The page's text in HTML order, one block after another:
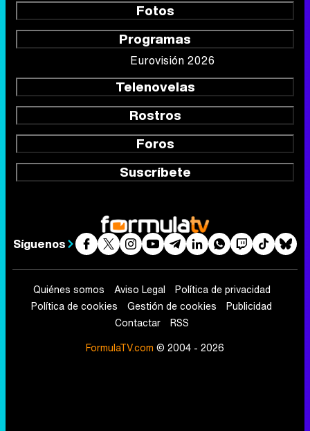
Fotos
Programas
Eurovisión 2026
Telenovelas
Rostros
Foros
Suscríbete
Síguenos
Quiénes somos Aviso Legal
Política de privacidad
Política de cookies
Gestión de cookies
Publicidad
Contactar
RSS
FormulaTV.com © 2004 - 2026